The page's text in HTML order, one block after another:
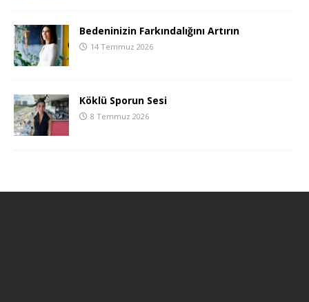
Bedeninizin Farkındalığını Artırın
14 Temmuz 2026
Köklü Sporun Sesi
8 Temmuz 2026